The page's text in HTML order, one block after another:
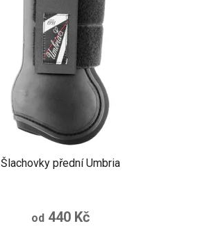
Šlachovky přední Umbria
od 440 Kč